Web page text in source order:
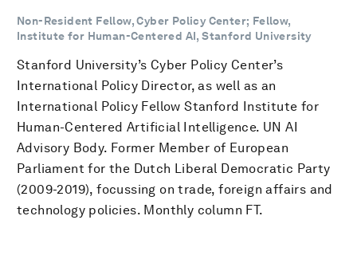
Non-Resident Fellow, Cyber Policy Center; Fellow,
Institute for Human-Centered AI, Stanford University
Stanford University’s Cyber Policy Center’s
International Policy Director, as well as an
International Policy Fellow Stanford Institute for
Human-Centered Artificial Intelligence. UN AI
Advisory Body. Former Member of European
Parliament for the Dutch Liberal Democratic Party
(2009-2019), focussing on trade, foreign affairs and
technology policies. Monthly column FT.